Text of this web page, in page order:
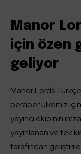
Manor
için özen
geliyor
Manor Lords
beraber ülkemiz
yayıncı ekibinin
yayınlanan ve tek
tarafından